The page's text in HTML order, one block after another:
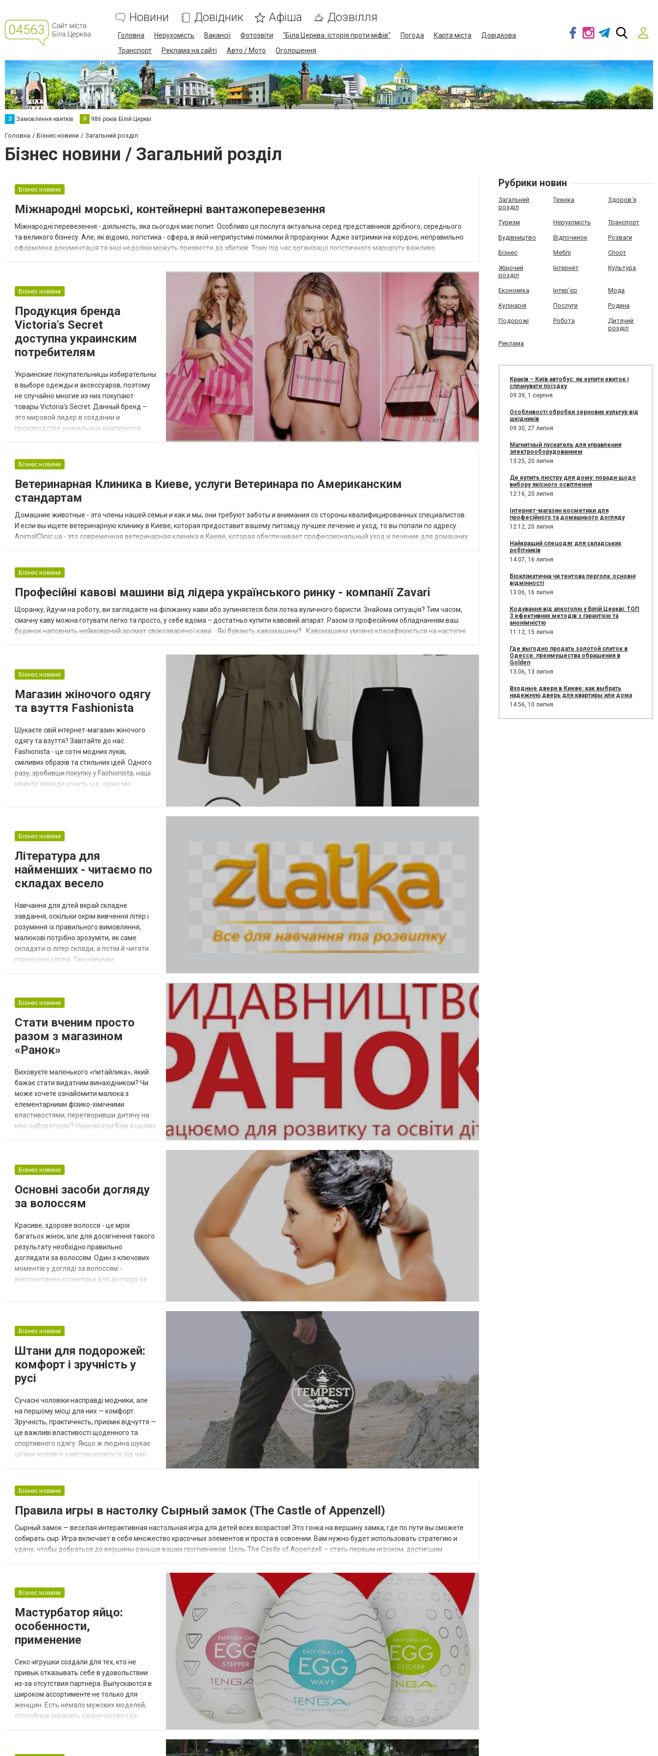
Новини Довідник Афіша Дозвілля
Головна Нерухомість Вакансії Фотозвіти "Біла Церква: історія проти міфів" Погода Карта міста
Довідкова
Транспорт
Реклама на сайті Авто / Мото Оголошення
З Замовлення квитків 9 986 років Білій Церкві
Головна Бізнес новини Загальний розділ
Бізнес новини / Загальний розділ
Бізнес новини
Міжнародні морські, контейнерні вантажоперевезення
Міжнародні перевезення - діяльність, яка сьогодні має попит. Особливо ця послуга актуальна серед представників дрібного, середнього
та великого бізнесу. Але, як відомо, логістика - сфера, в якій неприпустимі помилки й прорахунки. Адже затримки на кордоні, неправильно
оформлена документація та інші недоліки можуть призвести до збитків. Тому під час організації логістичного маршруту важливо
Бізнес новини
Продукция бренда
Victoria's Secret
доступна украинским
потребителям
Украинские покупательницы избирательны
в выборе одежды и аксессуаров, поэтому
не случайно многие из них покупают
товары Victoria's Secret. Данный бренд –
это мировой лидер в создании и
производстве уникальных комплектов
оригинальные товары Victoria's Secret
достаточно посетить сайт
https://victoriasecret.com.ua/victorias-
secret/, где продаются популярные и
новые продукты бренда. Все позици...
Бізнес новини
Ветеринарная Клиника в Киеве, услуги Ветеринара по Американским
стандартам
Домашние животные - это члены нашей семьи и как и мы, они требуют заботы и внимания со стороны квалифицированных специалистов.
И если вы ищете ветеринарную клинику в Киеве, которая предоставит вашему питомцу лучшее лечение и уход, то вы попали по адресу.
AnimalClinic.ua - это современная ветеринарная клиника в Киеве, которая обеспечивает профессиональный уход и лечение для домашних
Бізнес новини
Професійні кавові машини від лідера українського ринку - компанії Zavari
Щоранку, йдучи на роботу, ви заглядаєте на філіжанку кави або зупиняєтеся біля лотка вуличного баристи. Знайома ситуація? Тим часом,
смачну каву можна готувати легко та просто, у себе вдома – достатньо купити кавовий апарат. Разом із професійним обладнанням ваш
будинок наповнить неймовірний аромат свіжозвареної кави. Які бувають кавомашини? Кавомашини умовно класифікуються на наступні
Бізнес новини
Магазин жіночого одягу
та взуття Fashionista
Шукаєте свій інтернет-магазин жіночого
одягу та взуття? Завітайте до нас.
Fashionista - це сотні модних луків,
сміливих образів та стильних ідей. Одного
разу, зробивши покупку у Fashionista, наші
клієнти завжди хочуть ще, адже ми
індустрії: Інтернет-магазин Fashionista. Тут
Бізнес новини
Література для
найменших - читаємо по
складах весело
Навчання для дітей вкрай складне
завдання, оскільки окрім вивчення літер і
розуміння їх правильного вимовляння,
малюкові потрібно зрозуміти, як саме
складати із літер склади, а потім й читати
повноцінні слова. Такі навички
Zlatka Харків пропонує клієнтам великий
канцелярського приладдя, іграшок, тощо.
На стор...
Бізнес новини
Стати вченим просто
разом з магазином
«Ранок»
Виховуєте маленького «питайлика», який
бажає стати видатним винахідником? Чи
може хочете ознайомити малюка з
елементарними фізико-хімічними
властивостями, перетворивши дитячу на
міні-лабораторію? Наукові ігри Вам в цьому
офіційний сайт Ranok Харків - магазин
ігор відмінної якості, від відомих ре...
Бізнес новини
Основні засоби догляду
за волоссям
Красиве, здорове волосся - це мрія
багатьох жінок, але для досягнення такого
результату необхідно правильно
доглядати за волоссям. Один з ключових
моментів у догляді за волоссям -
використання косметика для догляду за
розглянути: Шампунь. Шампунь є основним
важливо в...
Бізнес новини
Штани для подорожей:
комфорт і зручність у
русі
Сучасні чоловіки насправді модники, але
на першому місці для них — комфорт.
Зручність, практичність, приємні відчуття —
це важливі властивості щоденного та
спортивного одягу. Якщо ж людина шукає
штани чоловічі з метою носити їх під час
Гарний одяг, який відповідає побажанням у
зручності активного носіння, завжди
можна знайти в магазині одягу для
чоловіків Темпест. Стильні вироби
спеціально...
Бізнес новини
Правила игры в настолку Сырный замок (The Castle of Appenzell)
Сырный замок — веселая интерактивная настольная игра для детей всех возрастов! Это гонка на вершину замка, где по пути вы сможете
собирать сыр. Игра включает в себя множество красочных элементов и проста в освоении. Вам нужно будет использовать стратегию и
удачу, чтобы добраться до вершины раньше ваших противников. Цель The Castle of Appenzell — стать первым игроком, достигшим
Бізнес новини
Мастурбатор яйцо:
особенности,
применение
Секс-игрушки создали для тех, кто не
привык отказывать себе в удовольствии
из-за отсутствия партнера. Выпускаются в
широком ассортименте не только для
женщин. Есть немало мужских моделей,
способных скрасить одиночество где
Рубрики новин
Загальний
розділ
Техніка Здоров'я
Туризм Нерухомість Транспорт
Будівництво Відпочинок Розваги
Бізнес Меблі Спорт
Жіночий
розділ
Інтернет Культура
Економіка Інтер'єр Мода
Кулінарія Послуги Родина
Подорожі Робота
Дитячий
розділ
Реклама
Краків – Київ автобус: як купити квиток і
спланувати поїздку
09:39, 1 серпня
Особливості обробки зернових культур від
шкідників
09:30, 27 липня
Магнитный пускатель для управления
электрооборудованием
13:25, 20 липня
Де купить люстру для дому: поради щодо
вибору якісного освітлення
12:16, 20 липня
Інтернет-магазин косметики для
професійного та домашнього догляду
12:12, 20 липня
Найкращий спецодяг для складських
робітників
14:07, 16 липня
Біокліматична чи тентова пергола: основні
відмінності
13:06, 16 липня
Кодування від алкоголю у Білій Церкві: ТОП
3 ефективних методів з гарантією та
анонімністю
11:12, 15 липня
Где выгодно продать золотой слиток в
Одессе: преимущества обращения в
Golden
13:06, 13 липня
Входные двери в Киеве: как выбрать
надежную дверь для квартиры или дома
14:56, 10 липня